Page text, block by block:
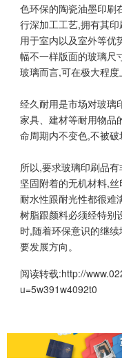
色环保的陶瓷油墨印刷
行深加工工艺,拥有其
用于室内以及室外等优
幅不一样版面的玻璃尺
玻璃而言,可在极大程度
经久耐用是市场对玻璃
家具、建材等耐用物品
命周期内不变色,不被破
所以,要求玻璃印刷品
坚固附着的无机材料,
耐水性跟耐光性都很难
树脂跟颜料必须经特别
时,随着环保意识的继
要发展方向。
阅读转载:http://
u=5w391w4092t0